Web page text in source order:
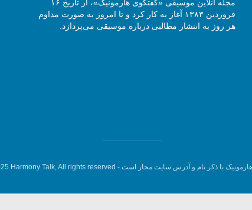
مجله آنلاین موسیقی «گفتگوی هارمونیک»، از تاریخ ۱۶
فروردین ۱۳۸۳ آغاز به کار کرد و تا امروز به صورت مداوم
هر روز به انتشار مطالبی درباره موسیقی می‌پردازد.
با ذکر نام و آدرس سایت مجاز است - Harmony Talk, All rights reserved.